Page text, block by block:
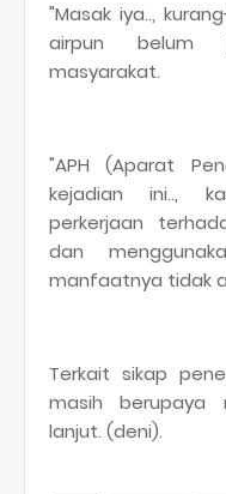
"Masak iya..,
airpun belum
masyarakat.
"APH (Aparat
kejadian ini..,
perkerjaan
dan
manfaatnya tidak
Terkait sikap
masih berupaya
lanjut. (deni).